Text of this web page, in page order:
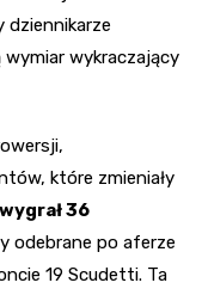
dziennikarze
wykraczający
które zmieniały
36
odebrane po aferze
19 Scudetti. Ta